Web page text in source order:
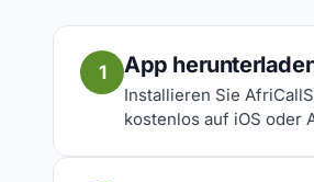
1 App
Installieren Sie
kostenlos auf iOS oder